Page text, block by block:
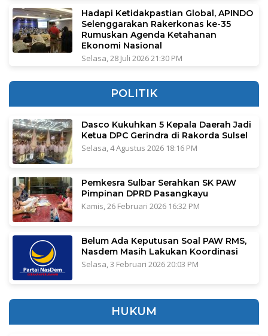
Hadapi Ketidakpastian Global, APINDO
Selenggarakan Rakerkonas ke-35
Rumuskan Agenda Ketahanan
Ekonomi Nasional
Selasa, 28 Juli 2026 21:30 PM
POLITIK
Dasco Kukuhkan 5 Kepala Daerah Jadi
Ketua DPC Gerindra di Rakorda Sulsel
Selasa, 4 Agustus 2026 18:16 PM
Pemkesra Sulbar Serahkan SK PAW
Pimpinan DPRD Pasangkayu
Kamis, 26 Februari 2026 16:32 PM
Belum Ada Keputusan Soal PAW RMS,
Nasdem Masih Lakukan Koordinasi
Selasa, 3 Februari 2026 20:03 PM
HUKUM